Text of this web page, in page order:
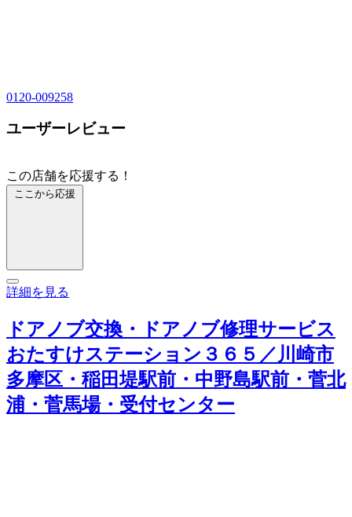
0120-009258
ユーザーレビュー
この店舗を応援する！
ここから応援
詳細を見る
ドアノブ交換・ドアノブ修理サービス
おたすけステーション３６５／川崎市
多摩区・稲田堤駅前・中野島駅前・菅北
浦・菅馬場・受付センター